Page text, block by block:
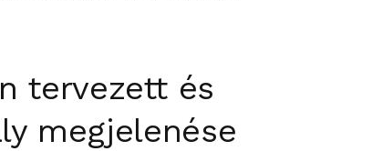
tervezett és
megjelenése